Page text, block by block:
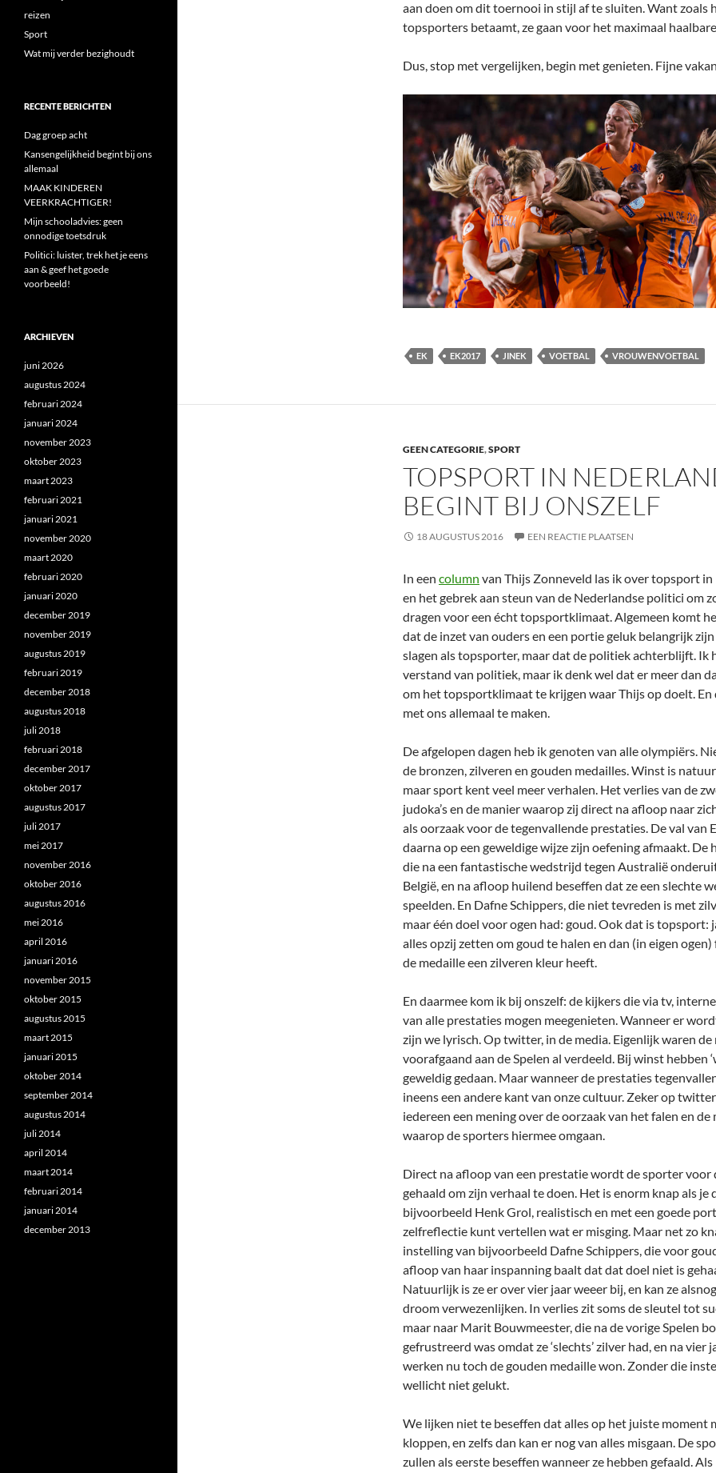
aan doen om dit toernooi in stijl af te sluiten. Want zoals
topsporters betaamt, ze gaan voor het maximaal
Dus, stop met vergelijken, begin met genieten. Fijne
EK EK2017 JINEK VOETBAL VROUWENVOETBAL
GEEN CATEGORIE,SPORT
TOPSPORT IN
BEGINT BIJ ONSZELF
18 AUGUSTUS 2016 EEN REACTIE PLAATSEN
In een column van Thijs Zonneveld las ik over topsport
en het gebrek aan steun van de Nederlandse politici om
dragen voor een écht topsportklimaat. Algemeen komt
dat de inzet van ouders en een portie geluk belangrijk
slagen als topsporter, maar dat de politiek achterblijft. Ik
verstand van politiek, maar ik denk wel dat er meer dan
om het topsportklimaat te krijgen waar Thijs op doelt. En
met ons allemaal te maken.
De afgelopen dagen heb ik genoten van alle olympiërs.
de bronzen, zilveren en gouden medailles. Winst is
maar sport kent veel meer verhalen. Het verlies van de
judoka’s en de manier waarop zij direct na afloop naar
als oorzaak voor de tegenvallende prestaties. De val van
daarna op een geweldige wijze zijn oefening afmaakt. De
die na een fantastische wedstrijd tegen Australië
België, en na afloop huilend beseffen dat ze een slechte
speelden. En Dafne Schippers, die niet tevreden is met
maar één doel voor ogen had: goud. Ook dat is topsport:
alles opzij zetten om goud te halen en dan (in eigen
de medaille een zilveren kleur heeft.
En daarmee kom ik bij onszelf: de kijkers die via tv,
van alle prestaties mogen meegenieten. Wanneer er
zijn we lyrisch. Op twitter, in de media. Eigenlijk waren de
voorafgaand aan de Spelen al verdeeld. Bij winst hebben
geweldig gedaan. Maar wanneer de prestaties
ineens een andere kant van onze cultuur. Zeker op
iedereen een mening over de oorzaak van het falen en de
waarop de sporters hiermee omgaan.
Direct na afloop van een prestatie wordt de sporter voor
gehaald om zijn verhaal te doen. Het is enorm knap als je
bijvoorbeeld Henk Grol, realistisch en met een goede
zelfreflectie kunt vertellen wat er misging. Maar net zo
instelling van bijvoorbeeld Dafne Schippers, die voor
afloop van haar inspanning baalt dat dat doel niet is
Natuurlijk is ze er over vier jaar weeer bij, en kan ze
droom verwezenlijken. In verlies zit soms de sleutel tot
maar naar Marit Bouwmeester, die na de vorige Spelen
gefrustreerd was omdat ze ‘slechts’ zilver had, en na vier
werken nu toch de gouden medaille won. Zonder die
wellicht niet gelukt.
We lijken niet te beseffen dat alles op het juiste moment
kloppen, en zelfs dan kan er nog van alles misgaan. De
zullen als eerste beseffen wanneer ze hebben gefaald.
reizen
Sport
Wat mij verder bezighoudt
RECENTE BERICHTEN
Dag groep acht
Kansengelijkheid begint bij ons
allemaal
MAAK KINDEREN
VEERKRACHTIGER!
Mijn schooladvies: geen
onnodige toetsdruk
Politici: luister, trek het je eens
aan & geef het goede
voorbeeld!
ARCHIEVEN
juni 2026
augustus 2024
februari 2024
januari 2024
november 2023
oktober 2023
maart 2023
februari 2021
januari 2021
november 2020
maart 2020
februari 2020
januari 2020
december 2019
november 2019
augustus 2019
februari 2019
december 2018
augustus 2018
juli 2018
februari 2018
december 2017
oktober 2017
augustus 2017
juli 2017
mei 2017
november 2016
oktober 2016
augustus 2016
mei 2016
april 2016
januari 2016
november 2015
oktober 2015
augustus 2015
maart 2015
januari 2015
oktober 2014
september 2014
augustus 2014
juli 2014
april 2014
maart 2014
februari 2014
januari 2014
december 2013